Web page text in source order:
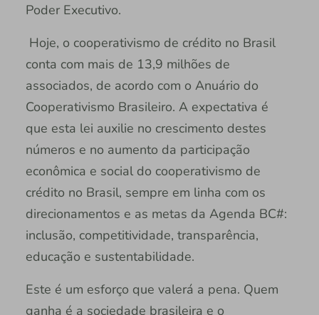
Poder Executivo.
Hoje, o cooperativismo de crédito no Brasil
conta com mais de 13,9 milhões de
associados, de acordo com o Anuário do
Cooperativismo Brasileiro. A expectativa é
que esta lei auxilie no crescimento destes
números e no aumento da participação
econômica e social do cooperativismo de
crédito no Brasil, sempre em linha com os
direcionamentos e as metas da Agenda BC#:
inclusão, competitividade, transparência,
educação e sustentabilidade.
Este é um esforço que valerá a pena. Quem
ganha é a sociedade brasileira e o